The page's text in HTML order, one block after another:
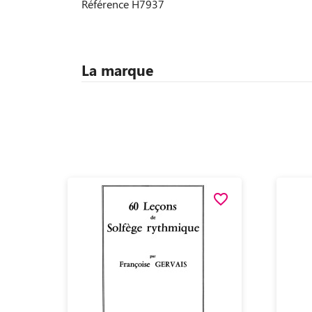
Référence H7937
La marque
favorite_border